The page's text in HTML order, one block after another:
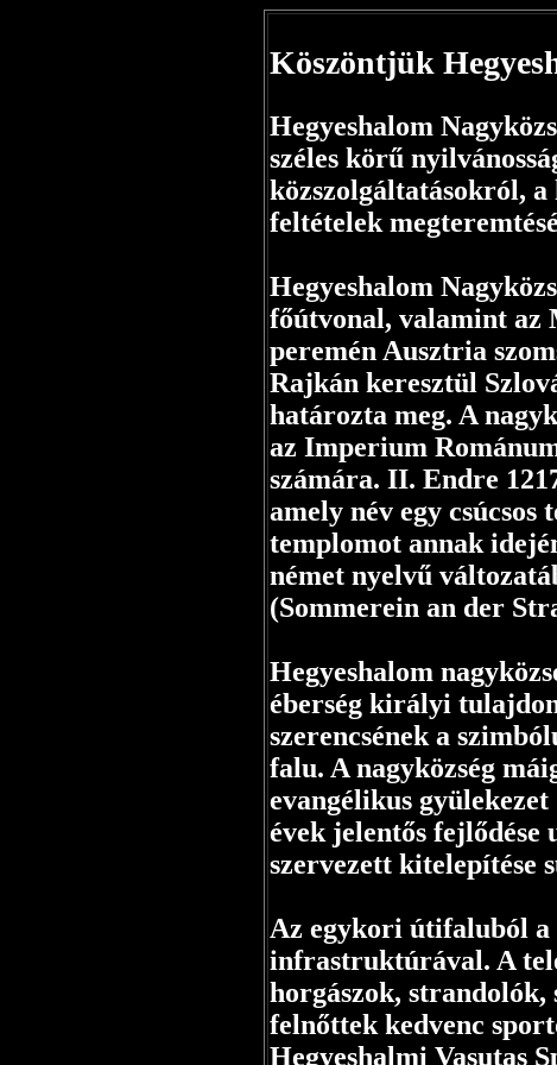
Köszöntjük
Hegyeshalom
széles körű
közszolgáltatásokról, a
feltételek
Hegyeshalom
főútvonal, valamint az
peremén Ausztria
Rajkán keresztül
határozta meg. A
az Imperium
számára. II. Endre
amely név egy
templomot annak
német nyelvű
(Sommerein an der
Hegyeshalom
éberség királyi
szerencsének a
falu. A nagyközség
evangélikus
évek jelentős fejlődése
szervezett kitelepítése
Az egykori útifaluból a
infrastruktúrával. A
horgászok,
felnőttek kedvenc
Hegyeshalmi Vasutas